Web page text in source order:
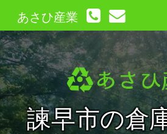
諫早市の倉
あさひ産業